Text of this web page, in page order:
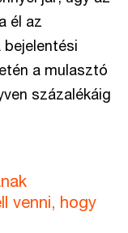
él az
bejelentési
a mulasztó
százalékáig
venni, hogy